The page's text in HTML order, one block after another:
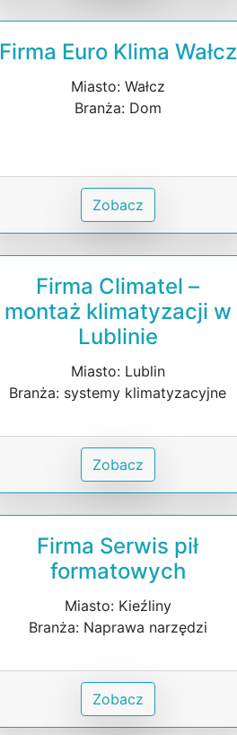
Firma Euro Klima Wałcz
Miasto: Wałcz
Branża: Dom
Zobacz
Firma Climatel –
montaż klimatyzacji w
Lublinie
Miasto: Lublin
Branża: systemy klimatyzacyjne
Zobacz
Firma Serwis pił
formatowych
Miasto: Kieźliny
Branża: Naprawa narzędzi
Zobacz